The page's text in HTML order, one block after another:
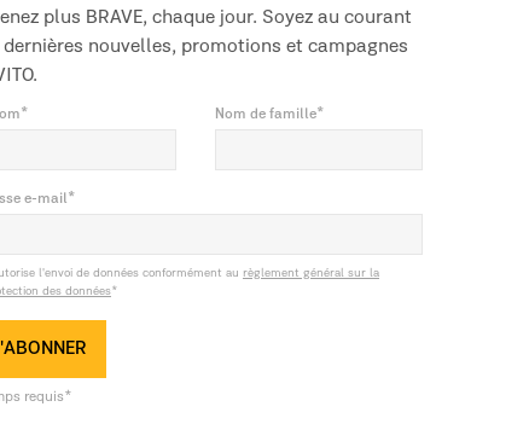
plus BRAVE, chaque jour. Soyez au courant
dernières nouvelles, promotions et campagnes
Nom de famille*
e-mail*
l'envoi de données conformément au règlement général sur la
des données*
requis*